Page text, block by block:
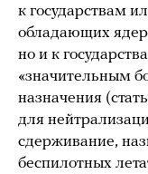
к государствам
обладающих
но и к
«значительным
назначения
для
сдерживание,
беспилотных